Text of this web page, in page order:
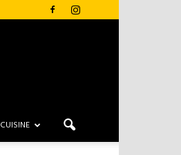
CUISINE